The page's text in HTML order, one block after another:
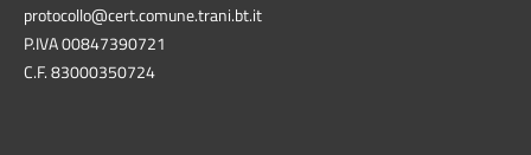
protocollo@cert.comune.trani.bt.it
P.IVA 00847390721
C.F. 83000350724